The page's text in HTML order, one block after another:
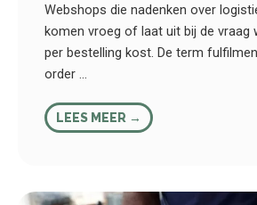
Webshops die nadenken over
komen vroeg of laat uit bij de vraag
per bestelling kost. De term
order ...
LEES MEER →